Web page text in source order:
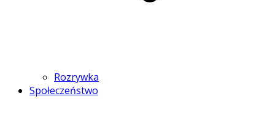
Rozrywka
Społeczeństwo